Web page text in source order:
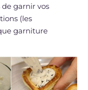
garnir vos
(les
garniture